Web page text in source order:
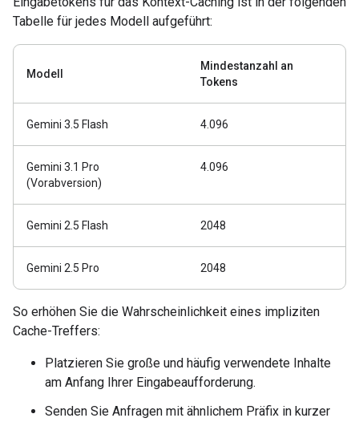
Tabelle für jedes Modell aufgeführt:
Modell
Mindestanzahl an
Tokens
Gemini 3.5 Flash 4.096
Gemini 3.1 Pro
(Vorabversion)
4.096
Gemini 2.5 Flash 2048
Gemini 2.5 Pro 2048
So erhöhen Sie die Wahrscheinlichkeit eines impliziten
Cache-Treffers:
Platzieren Sie große und häufig verwendete Inhalte
am Anfang Ihrer Eingabeaufforderung.
Senden Sie Anfragen mit ähnlichem Präfix in kurzer